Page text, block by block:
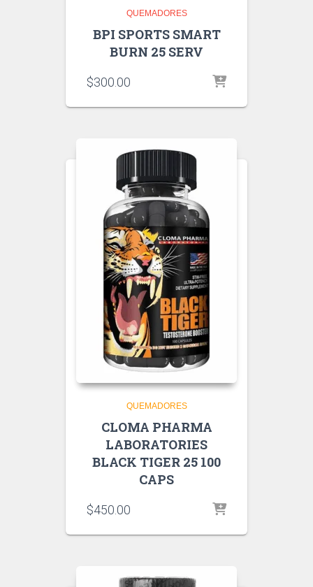
QUEMADORES
BPI SPORTS SMART
BURN 25 SERV
$300.00
QUEMADORES
CLOMA PHARMA
LABORATORIES
BLACK TIGER 25 100
CAPS
$450.00